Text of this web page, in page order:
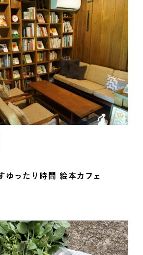
ゆったり時間 絵本カフェ